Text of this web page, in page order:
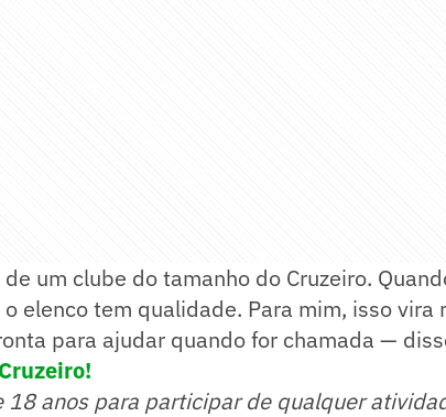
um clube do tamanho do Cruzeiro.
elenco tem qualidade. Para mim, isso vira
para ajudar quando for chamada —
18 anos para participar de qualquer